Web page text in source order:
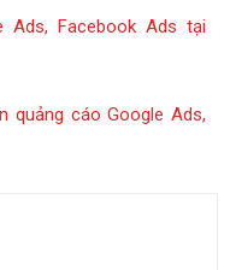
Ads, Facebook Ads tại
quảng cáo Google Ads,